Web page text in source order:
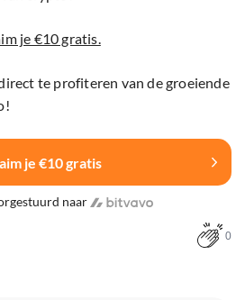
je €10 gratis.
te profiteren van de groeiende
je €10 gratis
naar
0